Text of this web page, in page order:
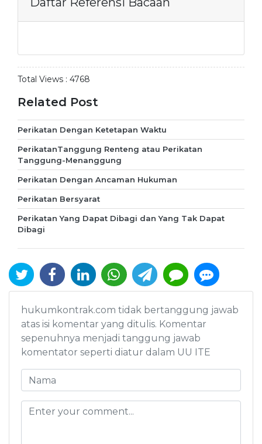
Total Views : 4768
Related Post
Perikatan Dengan Ketetapan Waktu
PerikatanTanggung Renteng atau Perikatan
Tanggung-Menanggung
Perikatan Dengan Ancaman Hukuman
Perikatan Bersyarat
Perikatan Yang Dapat Dibagi dan Yang Tak Dapat
Dibagi
hukumkontrak.com tidak bertanggung jawab
atas isi komentar yang ditulis. Komentar
sepenuhnya menjadi tanggung jawab
komentator seperti diatur dalam UU ITE